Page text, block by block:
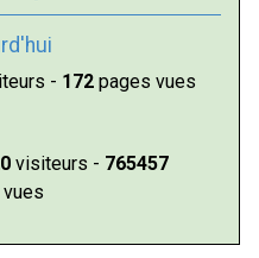
- 172pages vues
visiteurs - 765457